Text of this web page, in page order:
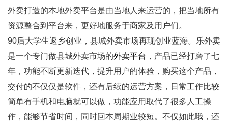
外卖打造的本地外卖平台是由当地人来运营的，把当地所有
资源整合到平台来，更好地服务于商家及用户们。
90后大学生返乡创业，县城外卖市场再现创业蓝海。
乐外卖
是一个专门做县城外卖市场的外卖平台 ，产品已经打磨了七
年，功能不断更新迭代，提升用户的体验，购买这个产品，
交付的不仅仅是软件，还有后续的运营方案 ，日常工作比较
简单有手机和电脑就可以做，功能应用取代了很多人工操
作，能够节省时间，同时回本周期业较短。不仅如此哦，还